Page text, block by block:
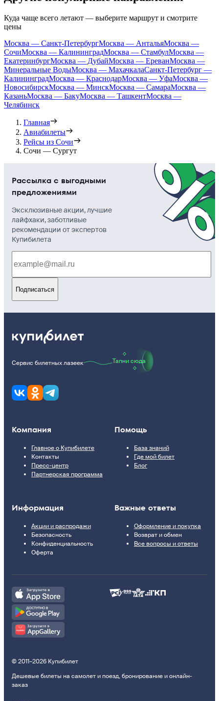
Куда чаще всего летают — выберите маршрут и смотрите
цены
Москва — Санкт-ПетербургМосква — АнтальяМосква —
СочиМосква — КалининградМосква — СтамбулМосква —
ЕкатеринбургМосква — ДубайМосква — ЕреванМосква —
Минеральные ВодыМосква — МахачкалаСанкт-Петербург —
КалининградМосква — КраснодарМосква — УфаМосква —
НовосибирскМосква — МинскМосква — СамараМосква —
КазаньМосква — БакуМосква — ТашкентМосква —
Челябинск
Главная
Авиабилеты
Рейсы из Сочи
Сочи — Сургут
Рассылка с выгодными
предложениями
Эксклюзивные акции, лучшие
лайфхаки, заботливые
рекомендации от экспертов
Купибилета
Подписаться
Сервис билетных лазеек Тапни сюда
Компания
Главное о Купибилете
Контакты
Пресс-центр
Партнерская программа
Помощь
База знаний
Где мой билет
Блог
Информация
Акции и распродажи
Безопасность
Конфиденциальность
Оферта
Важные ответы
Оформление и покупка
Возврат и обмен
Все вопросы и ответы
© 2011–2026 Купибилет
Дешевые билеты на самолет и поезд, бронирование и онлайн-
заказ